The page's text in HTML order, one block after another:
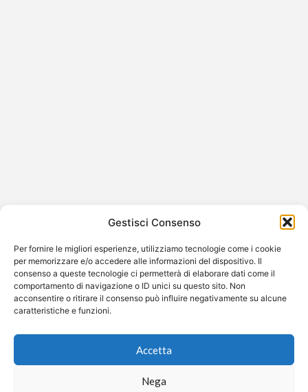
Gestisci Consenso
Per fornire le migliori esperienze, utilizziamo tecnologie come i cookie
per memorizzare e/o accedere alle informazioni del dispositivo. Il
consenso a queste tecnologie ci permetterà di elaborare dati come il
comportamento di navigazione o ID unici su questo sito. Non
acconsentire o ritirare il consenso può influire negativamente su alcune
caratteristiche e funzioni.
Accetta
Nega
Luisa Ranieri si racconta tra famiglia, carriera e figli
all’attualità, Luisa…